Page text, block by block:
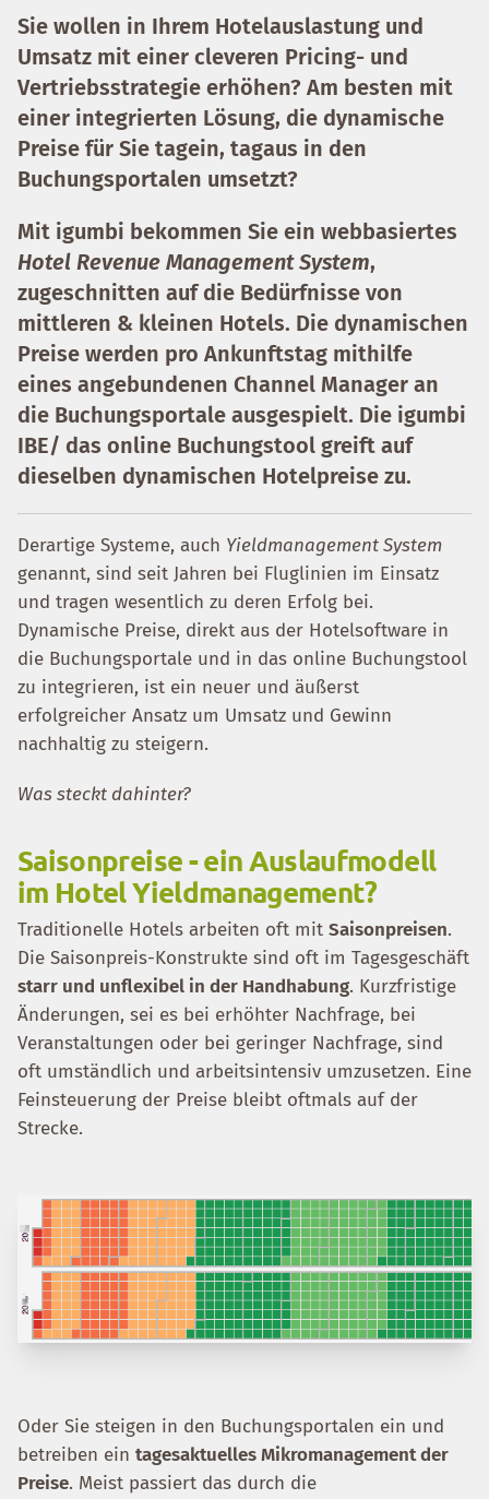
Sie wollen in Ihrem Hotelauslastung und
Umsatz mit einer cleveren Pricing- und
Vertriebsstrategie erhöhen? Am besten mit
einer integrierten Lösung, die dynamische
Preise für Sie tagein, tagaus in den
Buchungsportalen umsetzt?
Mit igumbi bekommen Sie ein webbasiertes
Hotel Revenue Management System,
zugeschnitten auf die Bedürfnisse von
mittleren & kleinen Hotels. Die dynamischen
Preise werden pro Ankunftstag mithilfe
eines angebundenen Channel Manager an
die Buchungsportale ausgespielt. Die igumbi
IBE/ das online Buchungstool greift auf
dieselben dynamischen Hotelpreise zu.
Derartige Systeme, auch Yieldmanagement System
genannt, sind seit Jahren bei Fluglinien im Einsatz
und tragen wesentlich zu deren Erfolg bei.
Dynamische Preise, direkt aus der Hotelsoftware in
die Buchungsportale und in das online Buchungstool
zu integrieren, ist ein neuer und äußerst
erfolgreicher Ansatz um Umsatz und Gewinn
nachhaltig zu steigern.
Was steckt dahinter?
Saisonpreise - ein Auslaufmodell
im Hotel Yieldmanagement?
Traditionelle Hotels arbeiten oft mit Saisonpreisen.
Die Saisonpreis-Konstrukte sind oft im Tagesgeschäft
starr und unflexibel in der Handhabung. Kurzfristige
Änderungen, sei es bei erhöhter Nachfrage, bei
Veranstaltungen oder bei geringer Nachfrage, sind
oft umständlich und arbeitsintensiv umzusetzen. Eine
Feinsteuerung der Preise bleibt oftmals auf der
Strecke.
Oder Sie steigen in den Buchungsportalen ein und
betreiben ein tagesaktuelles Mikromanagement der
Preise. Meist passiert das durch die